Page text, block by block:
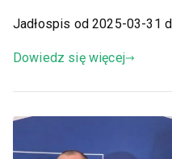
Jadłospis od 2025-03-31
Dowiedz się więcej